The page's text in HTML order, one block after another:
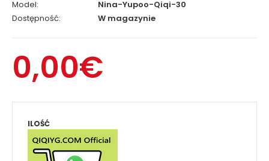
Model:
Nina-Yupoo-Qiqi-30
Dostępność:
W magazynie
0,00€
ILOŚĆ